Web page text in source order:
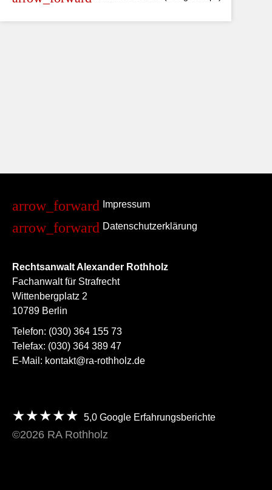
Rechtsanwalt Alexander Rothholz
Fachanwalt für Strafrecht
Wittenbergplatz 2
10789 Berlin
Telefon: (030) 364 155 73
Telefax: (030) 364 389 47
E-Mail: kontakt@ra-rothholz.de
Impressum
Datenschutzerklärung
★★★★★ 5,0 Google Erfahrungsberichte
©2026 RA Rothholz